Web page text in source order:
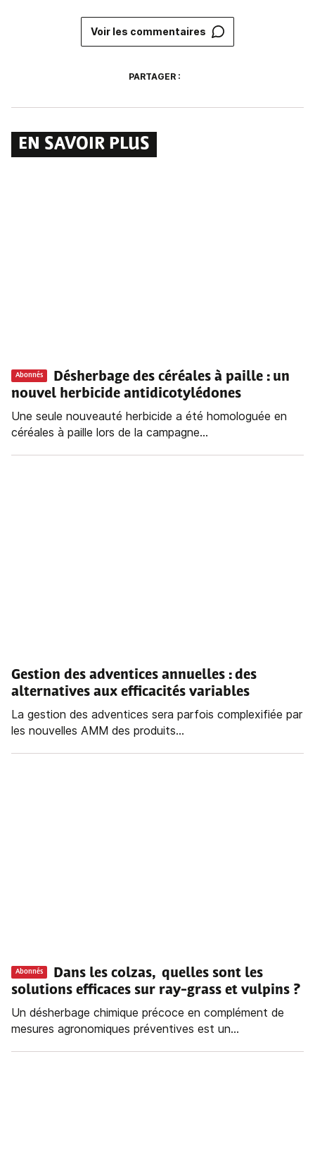
Voir les commentaires
PARTAGER :
EN SAVOIR PLUS
Abonnés Désherbage des céréales à paille : un
nouvel herbicide antidicotylédones
Une seule nouveauté herbicide a été homologuée en
céréales à paille lors de la campagne...
Gestion des adventices annuelles : des
alternatives aux efficacités variables
La gestion des adventices sera parfois complexifiée par
les nouvelles AMM des produits...
Abonnés
Dans les colzas, quelles sont les
solutions efficaces sur ray-grass et vulpins ?
Un désherbage chimique précoce en complément de
mesures agronomiques préventives est un...